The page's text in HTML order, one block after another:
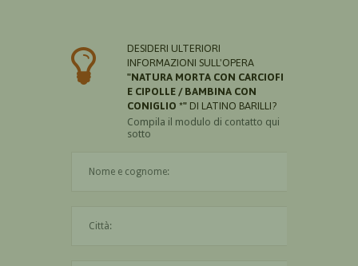
DESIDERI ULTERIORI
INFORMAZIONI SULL'OPERA
"NATURA MORTA CON CARCIOFI
E CIPOLLE / BAMBINA CON
CONIGLIO *" DI LATINO BARILLI?
Compila il modulo di contatto qui
sotto